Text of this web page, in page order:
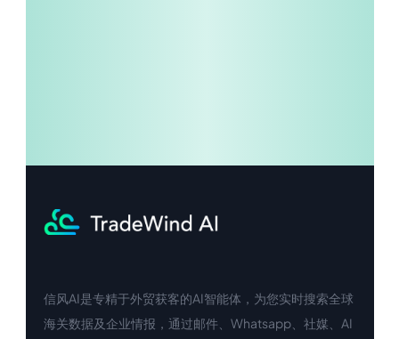
中文入口 外语入口
信风AI是专精于外贸获客的AI智能体，为您实时搜索全球
海关数据及企业情报，通过邮件、Whatsapp、社媒、AI